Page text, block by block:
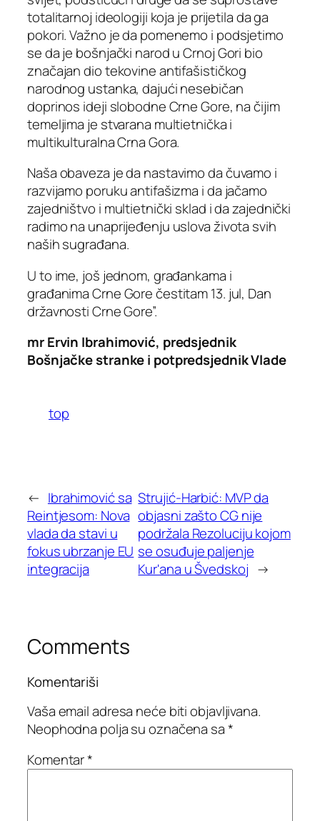
totalitarnoj ideologiji koja je prijetila da ga
pokori. Važno je da pomenemo i podsjetimo
se da je bošnjački narod u Crnoj Gori bio
značajan dio tekovine antifašističkog
narodnog ustanka, dajući nesebičan
doprinos ideji slobodne Crne Gore, na čijim
temeljima je stvarana multietnička i
multikulturalna Crna Gora.
Naša obaveza je da nastavimo da čuvamo i
razvijamo poruku antifašizma i da jačamo
zajedništvo i multietnički sklad i da zajednički
radimo na unaprijeđenju uslova života svih
naših sugrađana.
U to ime, još jednom, građankama i
građanima Crne Gore čestitam 13. jul, Dan
državnosti Crne Gore”.
mr Ervin Ibrahimović, predsjednik
Bošnjačke stranke i potpredsjednik Vlade
top
← Ibrahimović sa
Reintjesom: Nova
vlada da stavi u
fokus ubrzanje EU
integracija
Strujić-Harbić: MVP da
objasni zašto CG nije
podržala Rezoluciju kojom
se osuđuje paljenje
Kur'ana u Švedskoj →
Comments
Komentariši
Vaša email adresa neće biti objavljivana.
Neophodna polja su označena sa*
Komentar*